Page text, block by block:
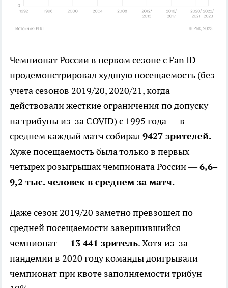
Чемпионат России в первом сезоне с Fan ID
продемонстрировал худшую посещаемость (без
учета сезонов 2019/20, 2020/21, когда
действовали жесткие ограничения по допуску
на трибуны из-за COVID) с 1995 года — в
среднем каждый матч собирал 9427 зрителей.
Хуже посещаемость была только в первых
четырех розыгрышах чемпионата России —6,6–
9,2 тыс. человек в среднем за матч.
Даже сезон 2019/20 заметно превзошел по
средней посещаемости завершившийся
чемпионат — 13 441 зритель. Хотя из-за
пандемии в 2020 году команды доигрывали
чемпионат при квоте заполняемости трибун